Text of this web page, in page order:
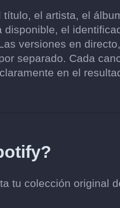
título, el artista, el
disponible, el
versiones en directo,
separado. Cada
en el
tu colección original